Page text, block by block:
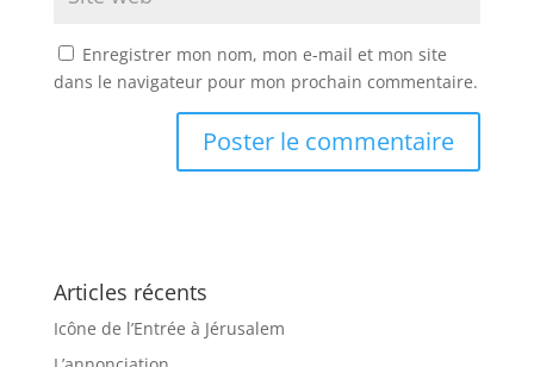
Enregistrer mon nom, mon e-mail et mon site
dans le navigateur pour mon prochain commentaire.
Articles récents
Icône de l’Entrée à Jérusalem